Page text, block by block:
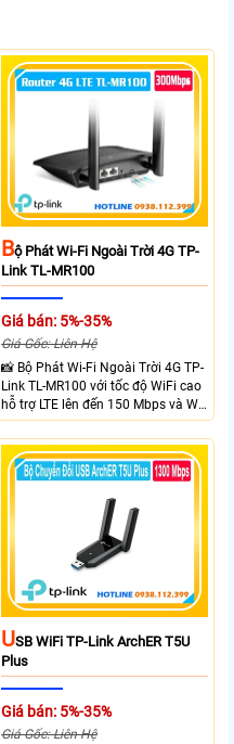
BỘ Phát Wi-Fi Ngoài Trời 4G TP-
Link TL-MR100
Giá bán: 5%-35%
Giá Gốc: Liên Hệ
📸 Bộ Phát Wi-Fi Ngoài Trời 4G TP-
Link TL-MR100 với tốc độ WiFi cao
hỗ trợ LTE lên đến 150 Mbps và Wi-
Fi 2.4 GHz lên đến 300 Mbps với
thiết kế với vỏ chống chịu thời tiết
chuẩn IP65, chống sét ±6kV và
chống tĩnh điện ±15kV
USB WiFi TP-Link ArchER T5U
Plus
Giá bán: 5%-35%
Giá Gốc: Liên Hệ